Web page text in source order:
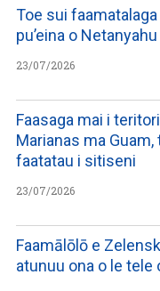
Toe sui
pu’eina o
23/07/2026
Faasaga mai i
Marianas ma
faatatau i sitiseni
23/07/2026
Faamālōlō e
atunuu ona o le tele